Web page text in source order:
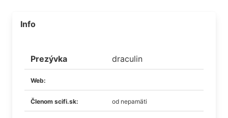
Info
Prezývka draculin
Web:
Členom scifi.sk: od nepamäti